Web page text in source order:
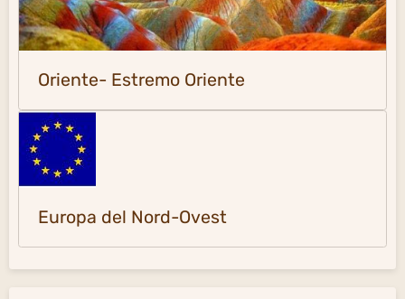
Oriente- Estremo Oriente
Europa del Nord-Ovest